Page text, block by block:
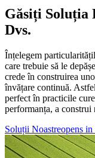
Găsiți
Dvs.
Înțelegem
care trebuie să le
crede în construirea
învățare continuă.
perfect în practicile
performanța, a
Soluții Noastreopens in